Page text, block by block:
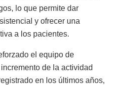
lo que permite dar
y ofrecer una
a los pacientes.
el equipo de
de la actividad
en los últimos años,